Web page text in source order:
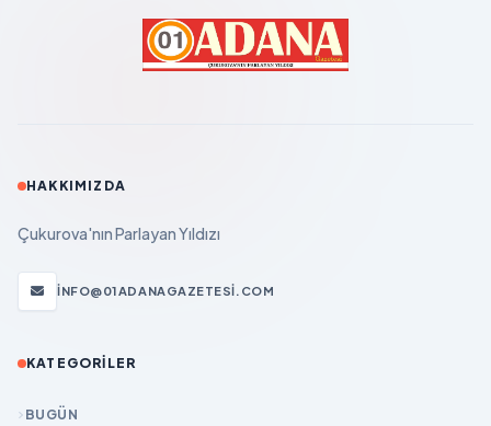
HAKKIMIZDA
Çukurova'nın Parlayan Yıldızı
INFO@01ADANAGAZETESI.COM
KATEGORILER
BUGÜN